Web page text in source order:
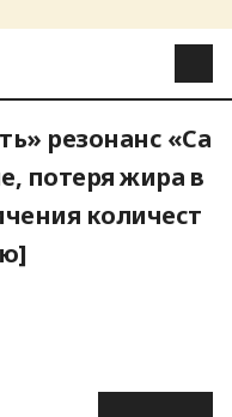
резонанс «Са
потеря жира в
количест